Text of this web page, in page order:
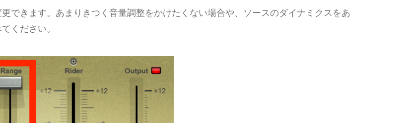
できます。あまりきつく音量調整をかけたくない場合や、ソースのダイナミクスをあ
ください。